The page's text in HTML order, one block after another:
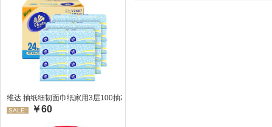
维达 抽纸细韧面巾纸家用3层100抽24包/箱 超值装 偏远地区不发货偏远地区:(含
SALE: ￥60